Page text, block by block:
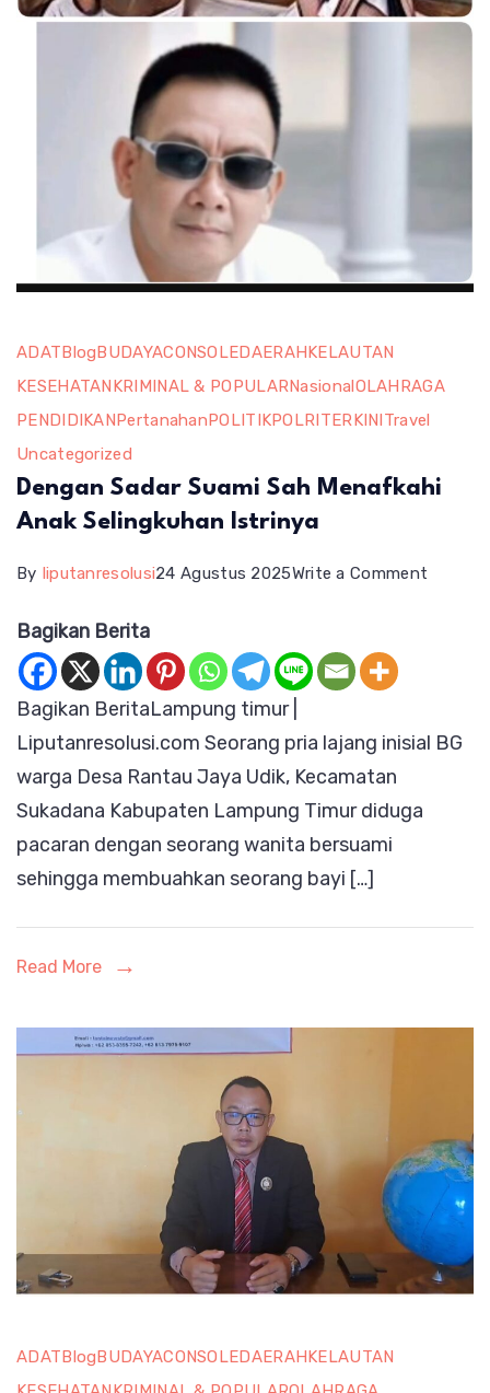
ADATBlogBUDAYACONSOLEDAERAHKELAUTAN
KESEHATANKRIMINAL & POPULARNasionalOLAHRAGA
PENDIDIKANPertanahanPOLITIKPOLRITERKINITravel
Uncategorized
Dengan Sadar Suami Sah Menafkahi
Anak Selingkuhan Istrinya
By liputanresolusi24 Agustus 2025Write a Comment
Bagikan Berita
Bagikan BeritaLampung timur |
Liputanresolusi.com Seorang pria lajang inisial BG
warga Desa Rantau Jaya Udik, Kecamatan
Sukadana Kabupaten Lampung Timur diduga
pacaran dengan seorang wanita bersuami
sehingga membuahkan seorang bayi […]
Read More
ADAT Blog BUDAYACONSOLEDAERAH KELAUTAN